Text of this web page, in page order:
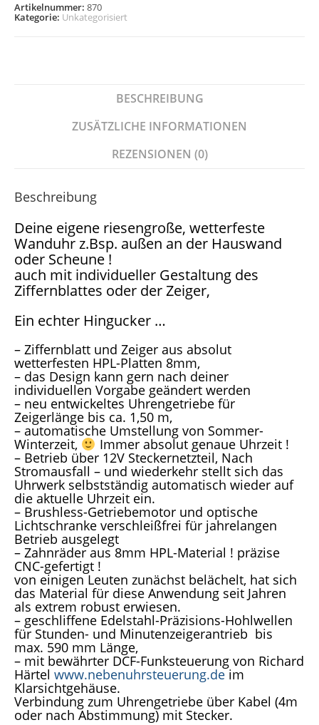
Artikelnummer: 870
Kategorie: Unkategorisiert
BESCHREIBUNG
ZUSÄTZLICHE INFORMATIONEN
REZENSIONEN (0)
Beschreibung
Deine eigene riesengroße, wetterfeste
Wanduhr z.Bsp. außen an der Hauswand
oder Scheune !
auch mit individueller Gestaltung des
Ziffernblattes oder der Zeiger,
Ein echter Hingucker …
– Ziffernblatt und Zeiger aus absolut
wetterfesten HPL-Platten 8mm,
– das Design kann gern nach deiner
individuellen Vorgabe geändert werden
– neu entwickeltes Uhrengetriebe für
Zeigerlänge bis ca. 1,50 m,
– automatische Umstellung von Sommer-
Winterzeit,
Immer absolut genaue Uhrzeit !
– Betrieb über 12V Steckernetzteil, Nach
Stromausfall – und wiederkehr stellt sich das
Uhrwerk selbstständig automatisch wieder auf
die aktuelle Uhrzeit ein.
– Brushless-Getriebemotor und optische
Lichtschranke verschleißfrei für jahrelangen
Betrieb ausgelegt
– Zahnräder aus 8mm HPL-Material ! präzise
CNC-gefertigt !
von einigen Leuten zunächst belächelt, hat sich
das Material für diese Anwendung seit Jahren
als extrem robust erwiesen.
– geschliffene Edelstahl-Präzisions-Hohlwellen
für Stunden- und Minutenzeigerantrieb bis
max. 590 mm Länge,
– mit bewährter DCF-Funksteuerung von Richard
Härtel www.nebenuhrsteuerung.de im
Klarsichtgehäuse.
Verbindung zum Uhrengetriebe über Kabel (4m
oder nach Abstimmung) mit Stecker.